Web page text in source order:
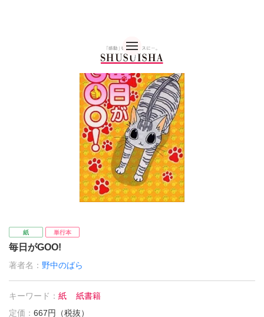
紙 単行本
毎日がGOO!
著者名： 野中のばら
キーワード：紙
紙書籍
定価：667円（税抜）